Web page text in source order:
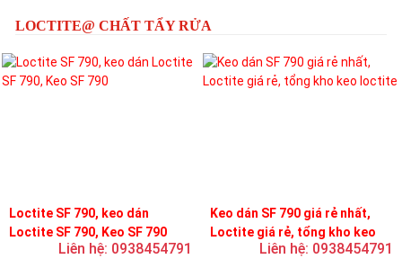
LOCTITE@ CHẤT TẨY RỬA
Loctite SF 790, keo dán
Loctite SF 790, Keo SF 790
Liên hệ: 0938454791
Keo dán SF 790 giá rẻ nhất,
Loctite giá rẻ, tổng kho keo
Liên hệ: 0938454791